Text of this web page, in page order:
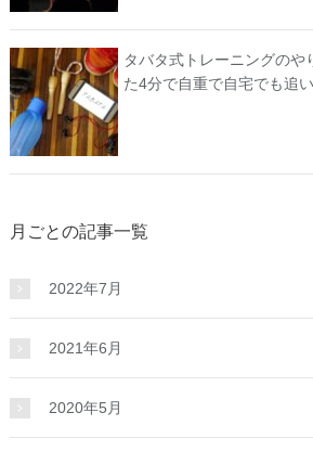
タバタ式トレーニングのや
た4分で自重で自宅でも追い
月ごとの記事一覧
2022年7月
2021年6月
2020年5月